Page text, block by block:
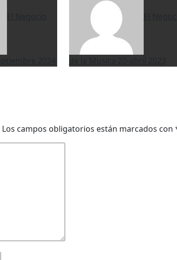
Los campos obligatorios están marcados con